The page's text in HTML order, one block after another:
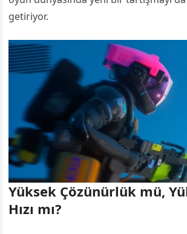
getiriyor.
Yüksek Çözünürlük mü,
Hızı mı?